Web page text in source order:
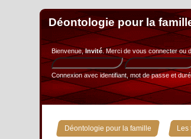
Déontologie pour la
Bienvenue,Invité. Merci devous connecterou
Connexion avec identifiant, mot de passe et
Déontologie pour la famille » Les